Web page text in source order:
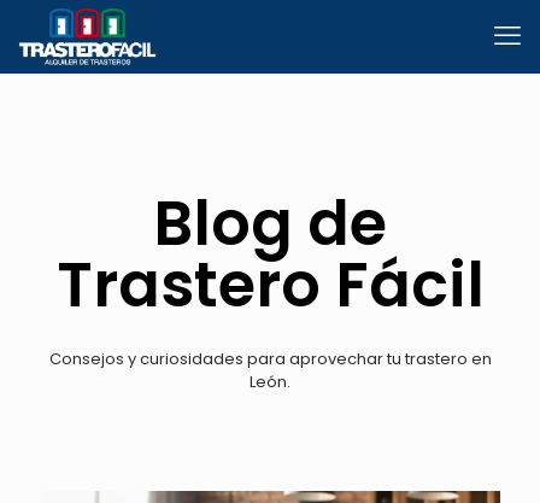
Blog de
Trastero Fácil
Consejos y curiosidades para aprovechar tu trastero en
León.